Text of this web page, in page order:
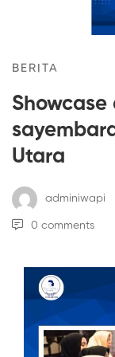
BERITA
Utara
adminiwapi
0 comments